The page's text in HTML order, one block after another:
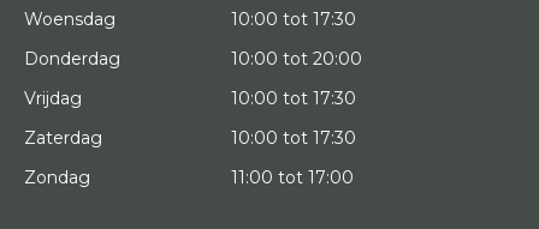
Woensdag
10:00 tot 17:30
Donderdag
10:00 tot 20:00
Vrijdag
10:00 tot 17:30
Zaterdag
10:00 tot 17:30
Zondag
11:00 tot 17:00